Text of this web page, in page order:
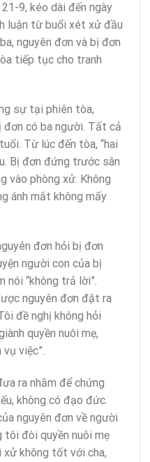
9, kéo dài đến ngày
luận từ buổi xét xử đầu
nguyên đơn và bị đơn
tiếp tục cho tranh
sự tại phiên tòa,
đơn có ba người. Tất cả
Từ lúc đến tòa, “hai
Bị đơn đứng trước sân
vào phòng xử. Không
ánh mắt không mấy
đơn hỏi bị đơn
người con của bị
nói “không trả lời”.
nguyên đơn đặt ra
đề nghị không hỏi
quyền nuôi mẹ,
việc”.
ra nhằm để chứng
không có đạo đức.
nguyên đơn về người
tôi đòi quyền nuôi mẹ
không tốt với cha,